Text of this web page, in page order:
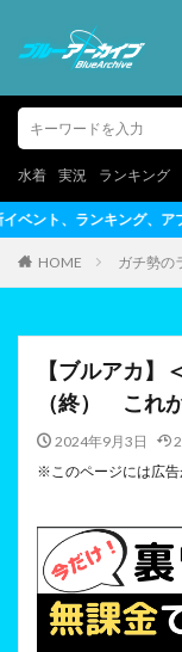
水着 実況 ランキング
者～上級者向けテクニッ
HOME ガチ勢の
【ブルアカ
（終） これ
2024年9月3日
※このページには広